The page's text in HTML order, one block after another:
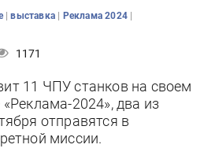
|выставка | Реклама 2024 |
1171
11 ЧПУ станков на своем
2024», два из
отправятся в
миссии.